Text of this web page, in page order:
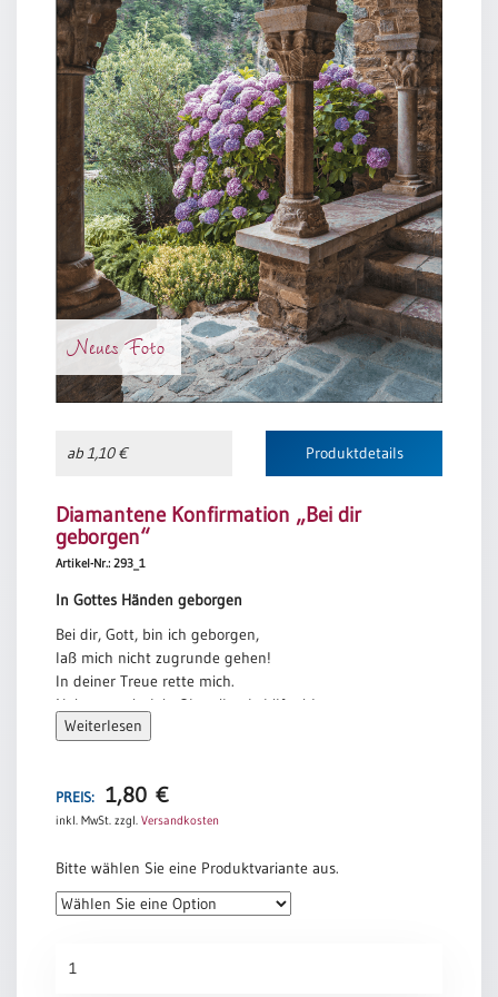
Neues Foto
ab 1,10 € Produktdetails
Diamantene Konfirmation „Bei dir
geborgen“
Artikel-Nr.: 293_1
In Gottes Händen geborgen
Bei dir, Gott, bin ich geborgen,
laß mich nicht zugrunde gehen!
In deiner Treue rette mich.
Neige zu mir dein Ohr, eilends hilf mir!
Sei mir ein schützender Fels,
Treu bist du und verläßlich,
darum wirst du mich leiten und führen.
du wirst mich erlösen, treuer Gott.
Ich freue mich und bin fröhlich über deine Güte,
und die Not meiner Seele gesehen.
Weiterlesen
PREIS: 1,80 €
inkl. MwSt. zzgl. Versandkosten
Bitte wählen Sie eine Produktvariante aus.
Konfirmation